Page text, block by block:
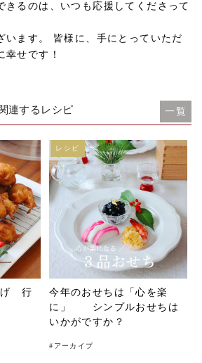
きるのは、いつも応援してくださって
います。 皆様に、手にとっていただ
せです！
連するレシピ 一覧
げ 行
今年のおせちは「心を楽
に」 シンプルおせちは
いかがですか？
# アーカイブ
レシピ